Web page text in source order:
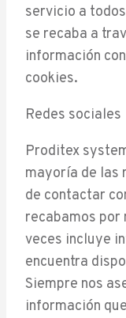
servicio a
se recaba a
información
cookies.
Redes sociales
Proditex
mayoría de las
de contactar
recabamos por
veces incluye
encuentra
Siempre nos
información